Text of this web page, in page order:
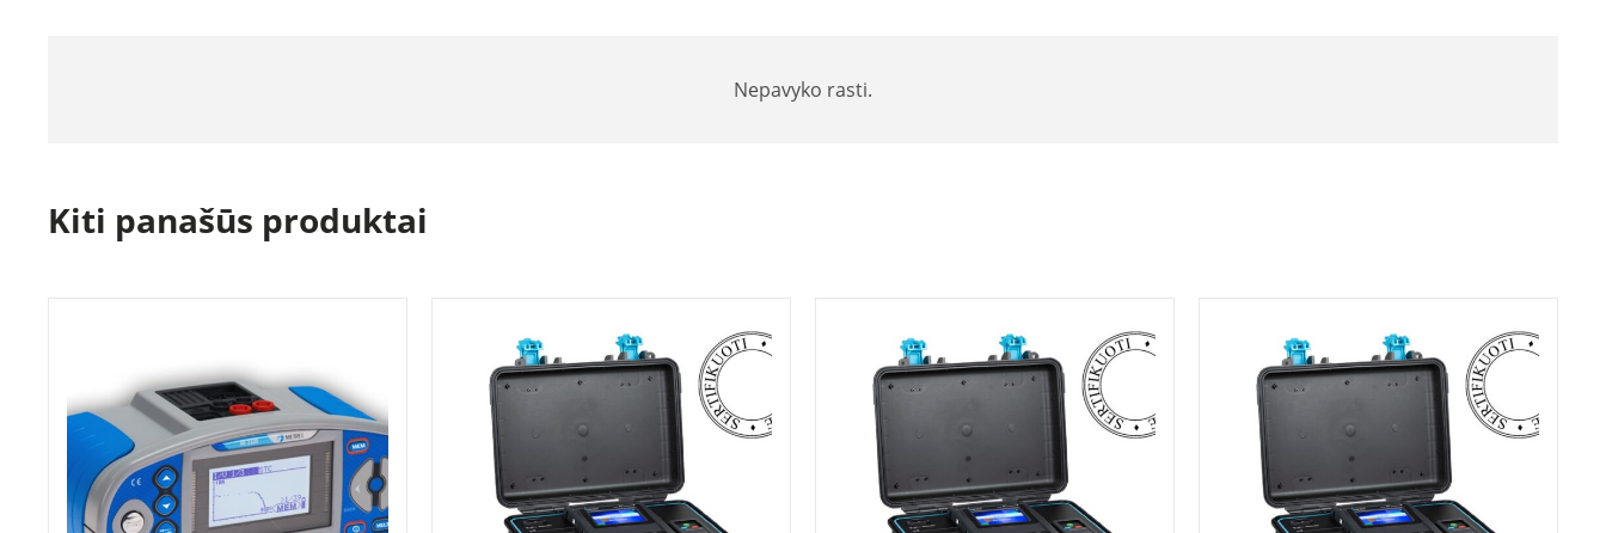
Nepavyko rasti.
Kiti panašūs produktai